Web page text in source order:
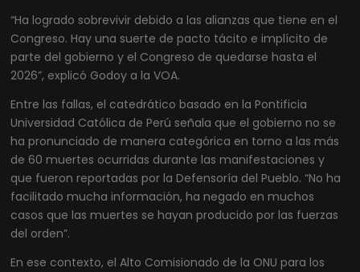
“Ha logrado sobrevivir debido a las alianzas que tiene en el
Congreso. Hay una suerte de pacto tácito e implícito de
parte del gobierno y el Congreso de quedarse hasta el
2026”, explicó Godoy a la VOA.
Entre las fallas, el catedrático basado en la Pontificia
Universidad Católica de Perú señala que el gobierno no se
ha pronunciado de manera categórica en torno a las más
de 60 muertes ocurridas durante las manifestaciones y
que fueron reportadas por la Defensoría del Pueblo. “No ha
facilitado mucha información, ha negado en muchos
casos que las muertes se hayan producido por las fuerzas
del orden”.
En ese contexto, el Alto Comisionado de la ONU para los